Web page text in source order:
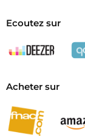
Ecoutez sur
Acheter sur